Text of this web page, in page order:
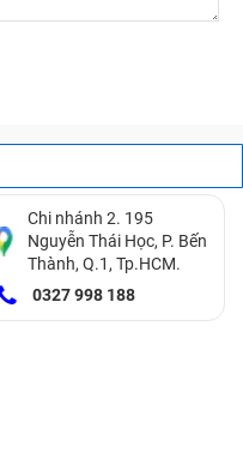
Chi nhánh 2. 195
Nguyễn Thái Học, P. Bến
Thành, Q.1, Tp.HCM.
0327 998 188